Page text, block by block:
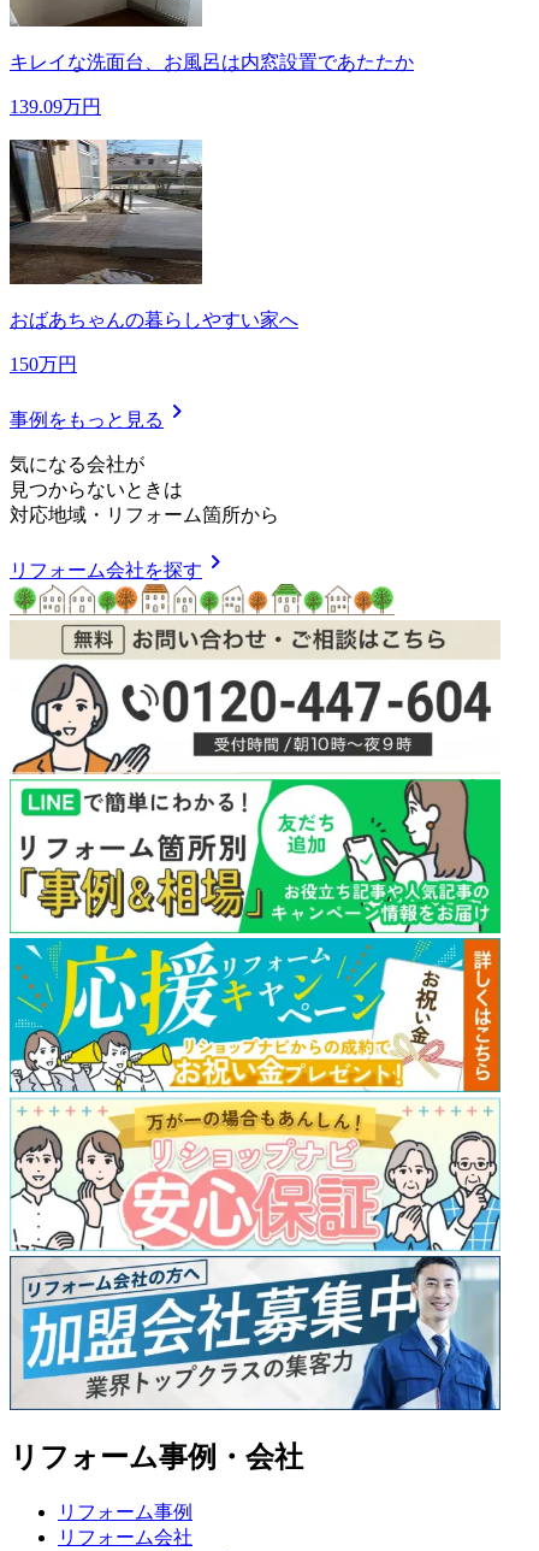
キレイな洗面台、お風呂は内窓設置であたたか
139.09万円
おばあちゃんの暮らしやすい家へ
150万円
事例をもっと見る chevron_right
気になる会社が
見つからないときは
対応地域 ・ リフォーム箇所から
リフォーム会社を探す chevron_right
リフォーム事例・会社
リフォーム事例
リフォーム会社